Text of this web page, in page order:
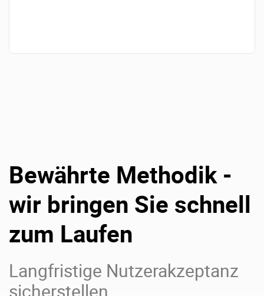
Bewährte Methodik -
wir bringen Sie schnell
zum Laufen
Langfristige Nutzerakzeptanz